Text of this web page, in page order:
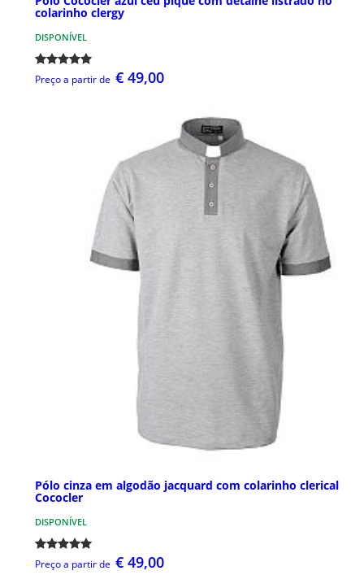
colarinho clergy
DISPONÍVEL
Preço a partir de € 49,00
Pólo cinza em algodão jacquard com colarinho clerical
Cococler
DISPONÍVEL
Preço a partir de € 49,00